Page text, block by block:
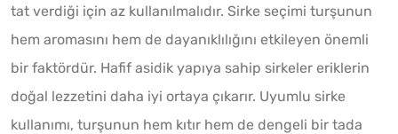
tat verdiği için az kullanılmalıdır. Sirke seçimi turşunun
hem aromasını hem de dayanıklılığını etkileyen önemli
bir faktördür. Hafif asidik yapıya sahip sirkeler eriklerin
doğal lezzetini daha iyi ortaya çıkarır. Uyumlu sirke
kullanımı, turşunun hem kıtır hem de dengeli bir tada